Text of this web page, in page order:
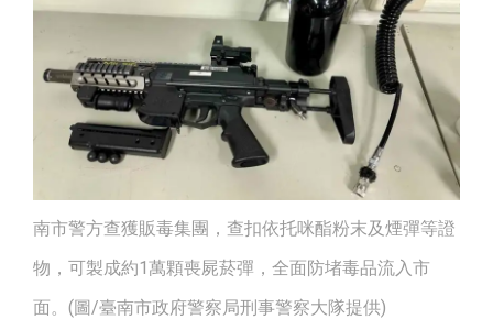
南市警方查獲販毒集團，查扣依托咪酯粉末及煙彈等證
物，可製成約1萬顆喪屍菸彈，全面防堵毒品流入市
面。(圖/臺南市政府警察局刑事警察大隊提供)